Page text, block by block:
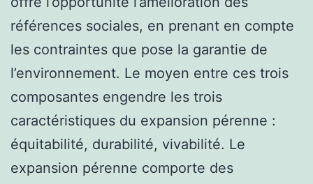
références sociales, en prenant en compte
les contraintes que pose la garantie de
l’environnement. Le moyen entre ces trois
composantes engendre les trois
caractéristiques du expansion pérenne :
équitabilité, durabilité, vivabilité. Le
expansion pérenne comporte des